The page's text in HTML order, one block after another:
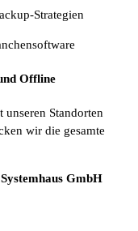
Strategien
Offline
Standorten
wir die gesamte
GmbH